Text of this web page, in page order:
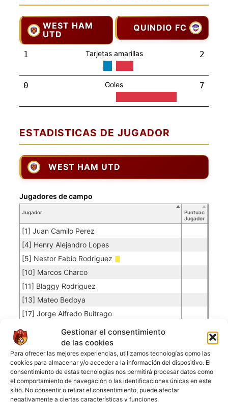
Gestionar el consentimiento
de las cookies
Para ofrecer las mejores experiencias, utilizamos tecnologías como las
cookies para almacenar y/o acceder a la información del dispositivo. El
consentimiento de estas tecnologías nos permitirá procesar datos como
el comportamiento de navegación o las identificaciones únicas en este
sitio. No consentir o retirar el consentimiento, puede afectar
negativamente a ciertas características y funciones.
WEST HAM
UTD
QUINDIO FC
1 Tarjetas amarillas 2
0 Goles 7
ESTADISTICAS DE JUGADOR
WEST HAM UTD
Jugador
Puntuación
Jugador
[1] Juan Camilo Perez
[4] Henry Alejandro Lopes
[5] Nestor Fabio Rodriguez
[10] Marcos Charco
[11] Blaggy Rodriguez
[13] Mateo Bedoya
[17] Jorge Alfredo Buitrago
[23] Kevin Stiven Olarte
[61] Jhoan Serdan
[80] Vladimir Duque
[88] Edgar Suarez
Jugadores de campo
QUINDIO FC